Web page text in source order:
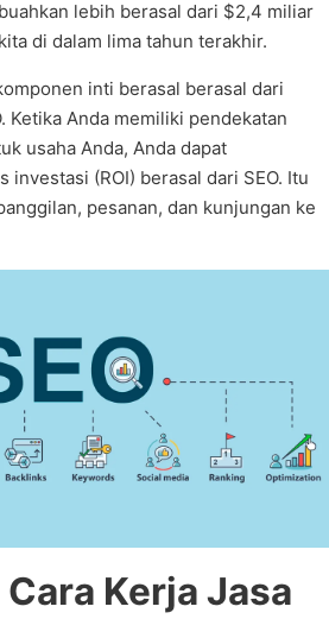
lebih berasal dari $2,4 miliar
di dalam lima tahun terakhir.
inti berasal berasal dari
Ketika Anda memiliki pendekatan
usaha Anda, Anda dapat
investasi (ROI) berasal dari SEO. Itu
pesanan, dan kunjungan ke
Kerja Jasa